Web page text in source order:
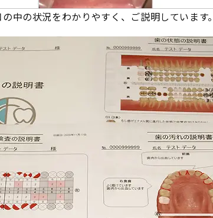
中の状況をわかりやすく、ご説明しています。